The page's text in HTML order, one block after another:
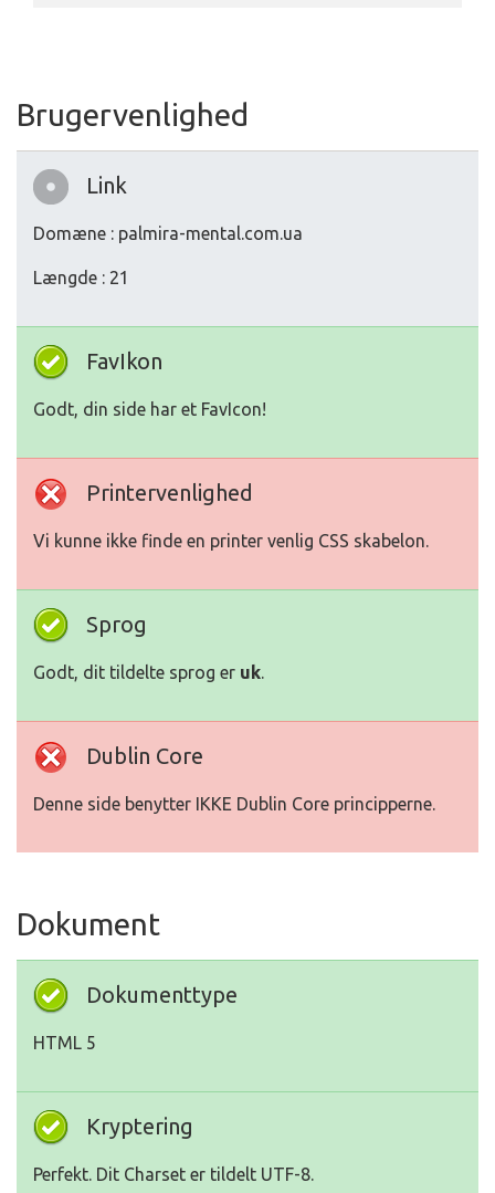
Brugervenlighed
Link
Domæne : palmira-mental.com.ua
Længde : 21
FavIkon
Godt, din side har et FavIcon!
Printervenlighed
Vi kunne ikke finde en printer venlig CSS skabelon.
Sprog
Godt, dit tildelte sprog er uk.
Dublin Core
Denne side benytter IKKE Dublin Core principperne.
Dokument
Dokumenttype
HTML 5
Kryptering
Perfekt. Dit Charset er tildelt UTF-8.